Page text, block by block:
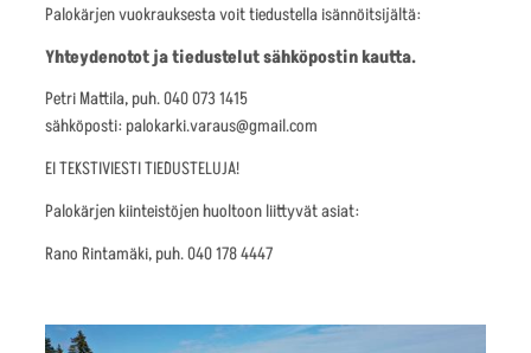
Palokärjen vuokrauksesta voit tiedustella isännöitsijältä:
Yhteydenotot ja tiedustelut sähköpostin kautta.
Petri Mattila, puh. 040 073 1415
sähköposti: palokarki.varaus@gmail.com
EI TEKSTIVIESTI TIEDUSTELUJA!
Palokärjen kiinteistöjen huoltoon liittyvät asiat:
Rano Rintamäki, puh. 040 178 4447